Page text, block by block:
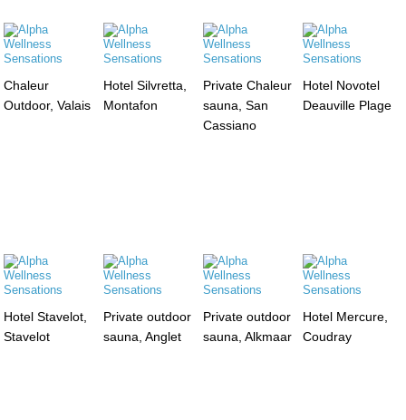
Chaleur
Outdoor, Valais
Hotel Silvretta,
Montafon
Private Chaleur
sauna, San
Cassiano
Hotel Novotel
Deauville Plage
Hotel Stavelot,
Stavelot
Private outdoor
sauna, Anglet
Private outdoor
sauna, Alkmaar
Hotel Mercure,
Coudray